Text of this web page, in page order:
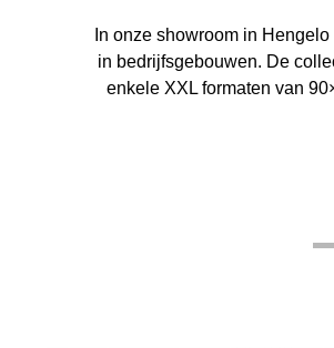
In onze showroom in
in bedrijfsgebouwen. De
enkele XXL formaten van